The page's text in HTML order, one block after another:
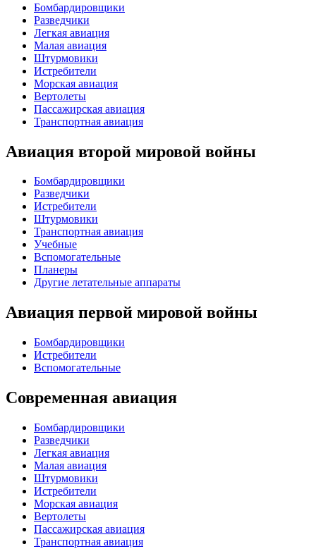
Бомбардировщики
Разведчики
Легкая авиация
Малая авиация
Штурмовики
Истребители
Морская авиация
Вертолеты
Пассажирская авиация
Транспортная авиация
Авиация второй мировой войны
Бомбардировщики
Разведчики
Истребители
Штурмовики
Транспортная авиация
Учебные
Вспомогательные
Планеры
Другие летательные аппараты
Авиация первой мировой войны
Бомбардировщики
Истребители
Вспомогательные
Современная авиация
Бомбардировщики
Разведчики
Легкая авиация
Малая авиация
Штурмовики
Истребители
Морская авиация
Вертолеты
Пассажирская авиация
Транспортная авиация